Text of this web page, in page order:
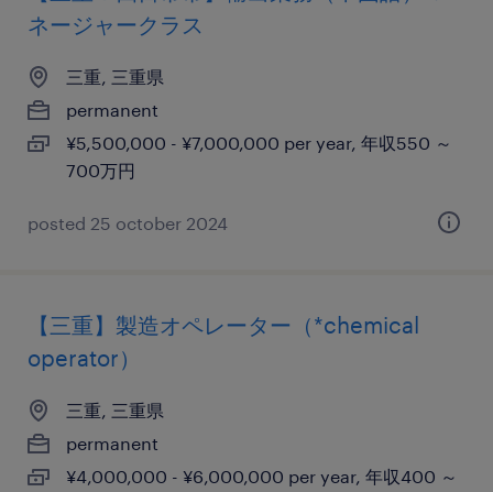
ネージャークラス
三重, 三重県
permanent
¥5,500,000 - ¥7,000,000 per year, 年収550 ～
700万円
posted 25 october 2024
【三重】製造オペレーター（*chemical
operator）
三重, 三重県
permanent
¥4,000,000 - ¥6,000,000 per year, 年収400 ～